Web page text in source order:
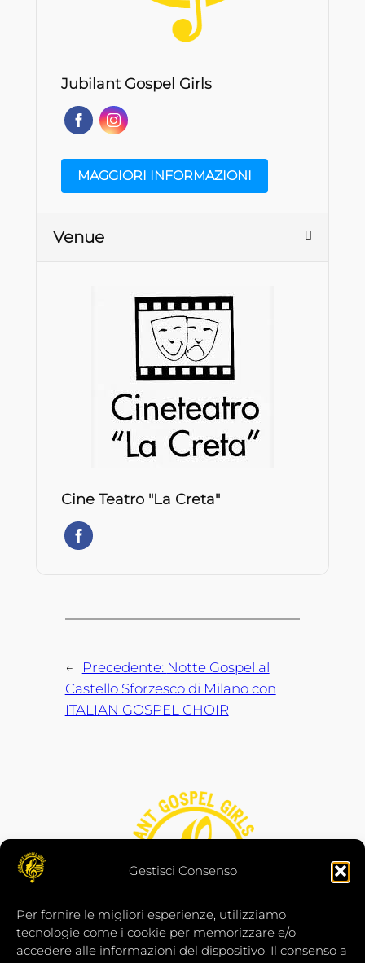
Gestisci Consenso
Per fornire le migliori esperienze, utilizziamo
tecnologie come i cookie per memorizzare e/o
accedere alle informazioni del dispositivo. Il consenso a
Jubilant Gospel Girls
MAGGIORI INFORMAZIONI
Venue
Cine Teatro "La Creta"
← Precedente: Notte Gospel al
Castello Sforzesco di Milano con
ITALIAN GOSPEL CHOIR